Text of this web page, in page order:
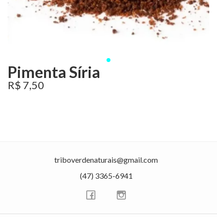
Pimenta Síria
R$ 7,50
triboverdenaturais@gmail.com
(47) 3365-6941